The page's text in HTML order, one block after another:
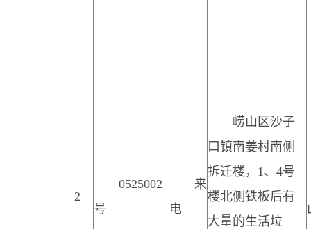
2
0525002
号
来
电
崂山区沙子
口镇南姜村南侧
拆迁楼，1、4号
楼北侧铁板后有
大量的生活垃